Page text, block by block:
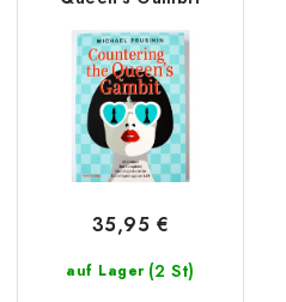
auf Lager (2 St)
35,95 €